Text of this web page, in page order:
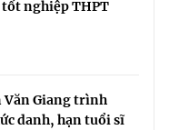
nghiệp THPT
Văn Giang trình
danh, hạn tuổi sĩ